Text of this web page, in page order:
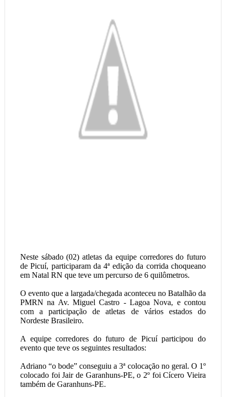
Neste sábado (02) atletas da equipe corredores do futuro
de Picuí, participaram da 4ª edição da corrida choqueano
em Natal RN que teve um percurso de 6 quilômetros.
O evento que a largada/chegada aconteceu no Batalhão da
PMRN na Av. Miguel Castro - Lagoa Nova, e contou
com a participação de atletas de vários estados do
Nordeste Brasileiro.
A equipe corredores do futuro de Picuí participou do
evento que teve os seguintes resultados:
Adriano “o bode” conseguiu a 3ª colocação no geral. O 1º
colocado foi Jair de Garanhuns-PE, o 2º foi Cícero Vieira
também de Garanhuns-PE.